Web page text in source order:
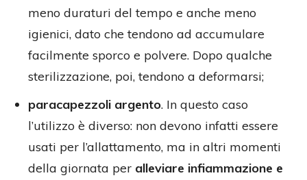
meno duraturi del tempo e anche meno
igienici, dato che tendono ad accumulare
facilmente sporco e polvere. Dopo qualche
sterilizzazione, poi, tendono a deformarsi;
paracapezzoli argento. In questo caso
l’utilizzo è diverso: non devono infatti essere
usati per l’allattamento, ma in altri momenti
della giornata per alleviare infiammazione e